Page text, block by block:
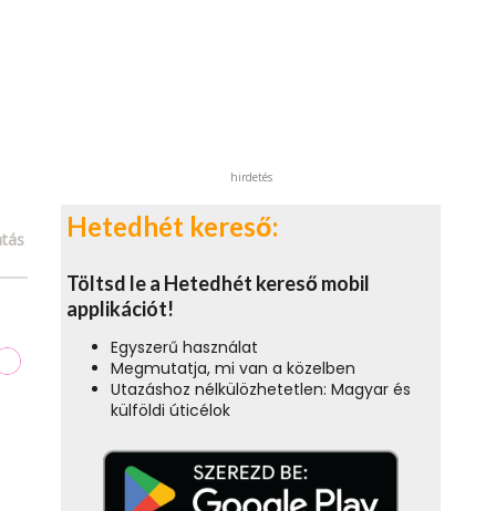
hirdetés
Hetedhét kereső:
Töltsd le a Hetedhét kereső mobil
applikációt!
Egyszerű használat
Megmutatja, mi van a közelben
Utazáshoz nélkülözhetetlen: Magyar és
külföldi úticélok